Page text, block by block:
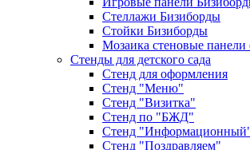
Стеллажи Бизиборды
Стойки Бизиборды
Мозаика стеновые панели
Стенды для детского сада
Стенд для оформления
Стенд "Меню"
Стенд "Визитка"
Стенд по "БЖД"
Стенд
Стенд "Поздравляем"